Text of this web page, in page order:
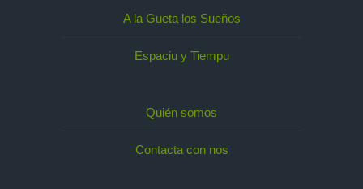
A la Gueta los Sueños
Espaciu y Tiempu
Quién somos
Contacta con nos